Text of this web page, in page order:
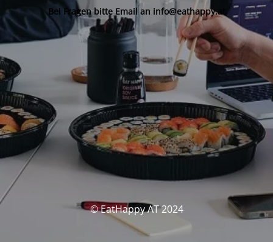
Bei Fragen bitte Email an info@eathappy.at
© EatHappy AT 2024